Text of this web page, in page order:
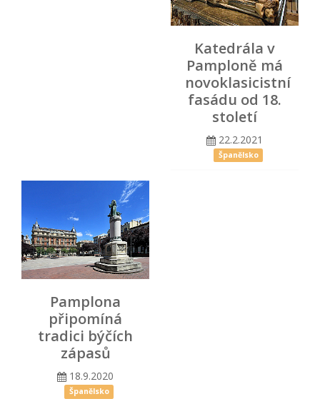
Katedrála v
Pamploně má
novoklasicistní
fasádu od 18.
století
22.2.2021
Španělsko
Pamplona
připomíná
tradici býčích
zápasů
18.9.2020
Španělsko